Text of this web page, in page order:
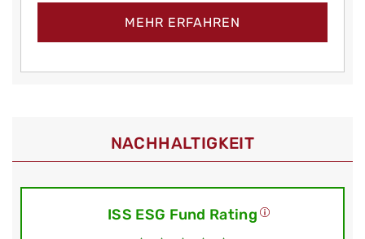
MEHR ERFAHREN
NACHHALTIGKEIT
ISS ESG Fund Rating